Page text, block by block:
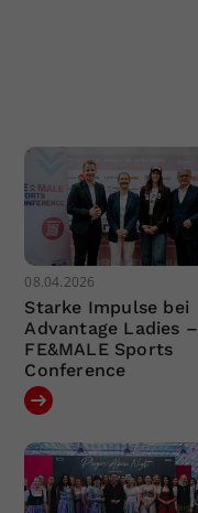
08.04.2026
Starke Impulse bei
Advantage Ladies –
FE&MALE Sports
Conference